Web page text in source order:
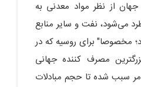
از نظر مواد معدنی به
می‌شود، نفت و سایر منابع
مخصوصا" برای روسیه که در
مصرف کننده جهانی
سبب شده تا حجم مبادلات